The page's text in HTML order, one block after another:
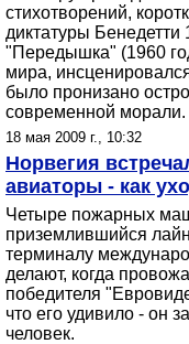
стихотворений,
диктатуры Бенедетти
"Передышка" (1960
мира,
было пронизано
современной морали.
18 мая 2009 г., 10:32
Норвегия
авиаторы - как
Четыре пожарных
приземлившийся
терминалу
делают, когда
победителя
что его удивило - он
человек.